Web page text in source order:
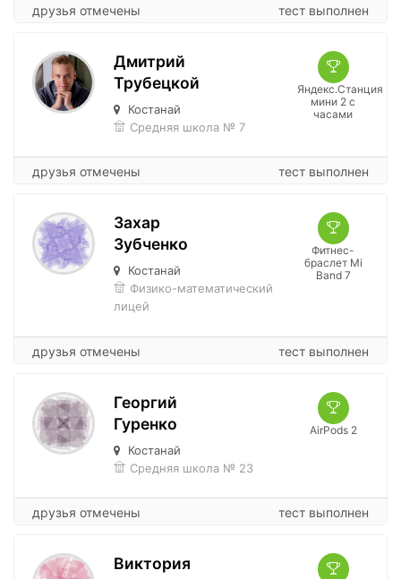
друзья отмечены тест выполнен
Яндекс.Станция
мини 2 с
часами
Дмитрий
Трубецкой
Костанай
Средняя школа № 7
друзья отмечены тест выполнен
Фитнес-
браслет Mi
Band 7
Захар
Зубченко
Костанай
Физико-математический
лицей
друзья отмечены тест выполнен
AirPods 2
Георгий
Гуренко
Костанай
Средняя школа № 23
друзья отмечены тест выполнен
Виктория